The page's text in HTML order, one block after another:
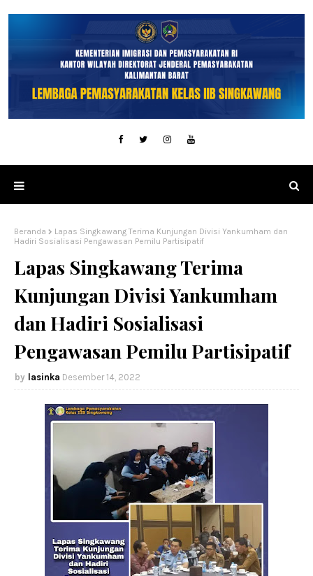
Beranda
Lapas Singkawang Terima Kunjungan Divisi Yankumham dan
Hadiri Sosialisasi Pengawasan Pemilu Partisipatif
Lapas Singkawang Terima
Kunjungan Divisi Yankumham
dan Hadiri Sosialisasi
Pengawasan Pemilu Partisipatif
lasinka Desember 14, 2022